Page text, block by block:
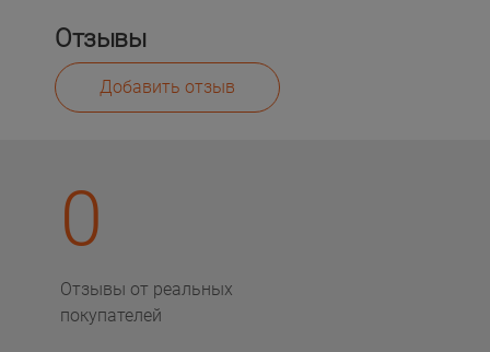
Отзывы
Добавить отзыв
0
Отзывы от реальных
покупателей